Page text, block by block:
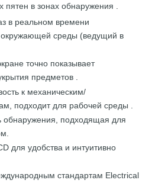
пятен в зонах обнаружения .
в реальном времени
окружающей среды (ведущий в
точно показывает
предметов .
к механическим/
подходит для рабочей среды
обнаружения, подходящая для
для удобства и интуитивно
стандартам Electrical